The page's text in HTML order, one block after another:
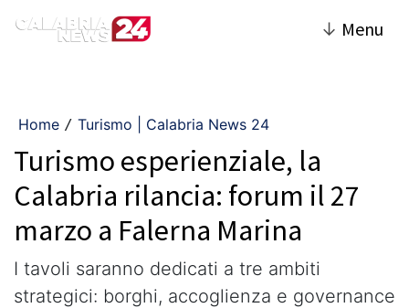
↓ Menu
Home / Turismo | Calabria News 24
Turismo esperienziale, la
Calabria rilancia: forum il 27
marzo a Falerna Marina
I tavoli saranno dedicati a tre ambiti
strategici: borghi, accoglienza e governance